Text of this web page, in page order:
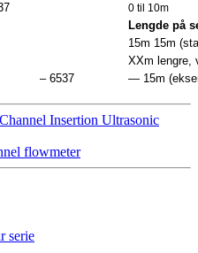
0 til 10m
Lengde på
15m 15m
XXm lengre,
– 6537 — 15m
Insertion Ultrasonic
flowmeter